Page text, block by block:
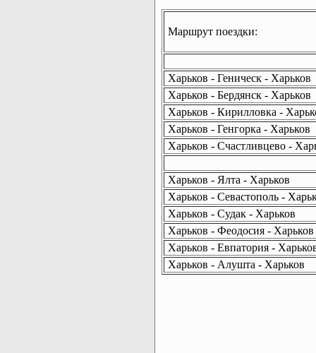
Маршрут поездки:
Харьков - Геническ - Харьков
Харьков - Бердянск - Харьков
Харьков - Кирилловка -
Харьков - Генгорка - Харьков
Харьков - Счастливцево -
Харьков - Ялта - Харьков
Харьков - Севастополь -
Харьков - Судак - Харьков
Харьков - Феодосия - Харьков
Харьков - Евпатория -
Харьков - Алушта - Харьков